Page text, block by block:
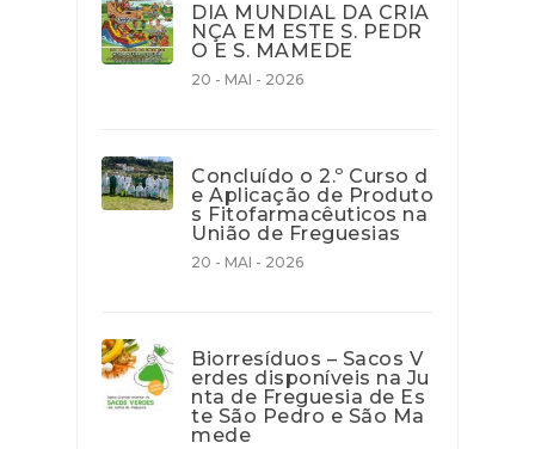
DIA MUNDIAL DA CRIA
NÇA EM ESTE S. PEDR
O E S. MAMEDE
20 - MAI - 2026
Concluído o 2.º Curso d
e Aplicação de Produto
s Fitofarmacêuticos na
União de Freguesias
20 - MAI - 2026
Biorresíduos – Sacos V
erdes disponíveis na Ju
nta de Freguesia de Es
te São Pedro e São Ma
mede